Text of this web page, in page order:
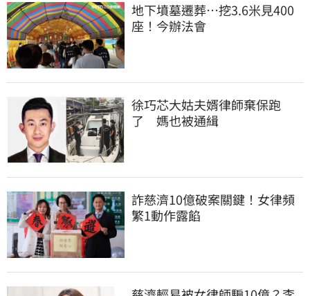
地下墳墓遷葬…挖3.6米見400
座！今辦法會
徐巧芯大姑夫婿律師棄保跑
了　媽也被通緝
詐慈濟10億破案關鍵！女律頻
繁1動作露餡